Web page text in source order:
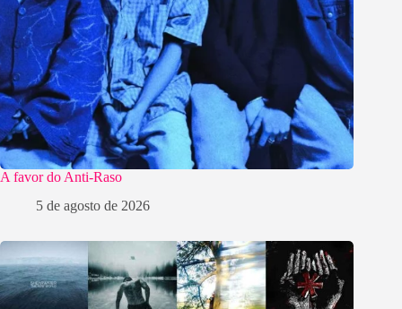
A favor do Anti-Raso
5 de agosto de 2026